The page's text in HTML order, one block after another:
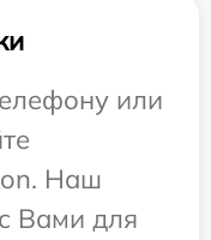
или
Наш
Вами для